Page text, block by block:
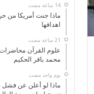
‏14 ساعة مضت
ماذا جنت أمريكا من
اهدافها
علوم القرآن محاضرات
محمد باقر الحكيم
‏يوم واحد مضت
ماذا لو أعلن عن فشل